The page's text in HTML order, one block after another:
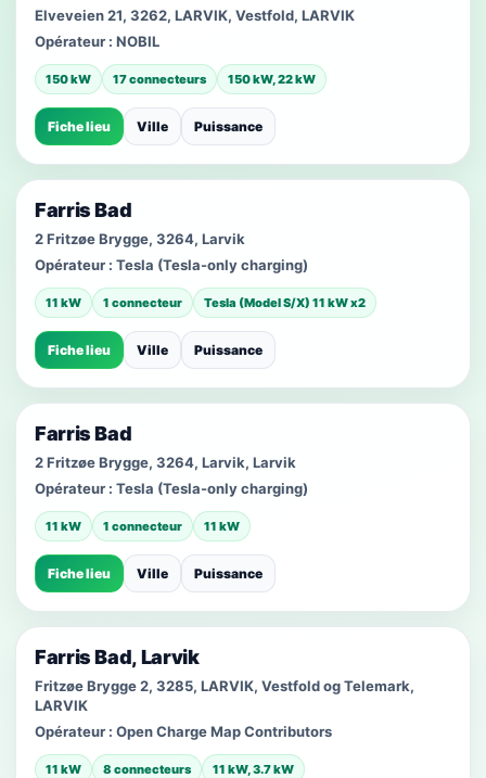
Elveveien 21, 3262, LARVIK, Vestfold, LARVIK
Opérateur : NOBIL
150 kW 17 connecteurs 150 kW, 22 kW
Fiche lieu Ville Puissance
Farris Bad
2 Fritzøe Brygge, 3264, Larvik
Opérateur : Tesla (Tesla-only charging)
11 kW 1 connecteur Tesla (Model S/X) 11 kW x2
Fiche lieu Ville Puissance
Farris Bad
2 Fritzøe Brygge, 3264, Larvik, Larvik
Opérateur : Tesla (Tesla-only charging)
11 kW 1 connecteur 11 kW
Fiche lieu Ville Puissance
Farris Bad, Larvik
Fritzøe Brygge 2, 3285, LARVIK, Vestfold og Telemark,
LARVIK
Opérateur : Open Charge Map Contributors
11 kW 8 connecteurs 11 kW, 3.7 kW